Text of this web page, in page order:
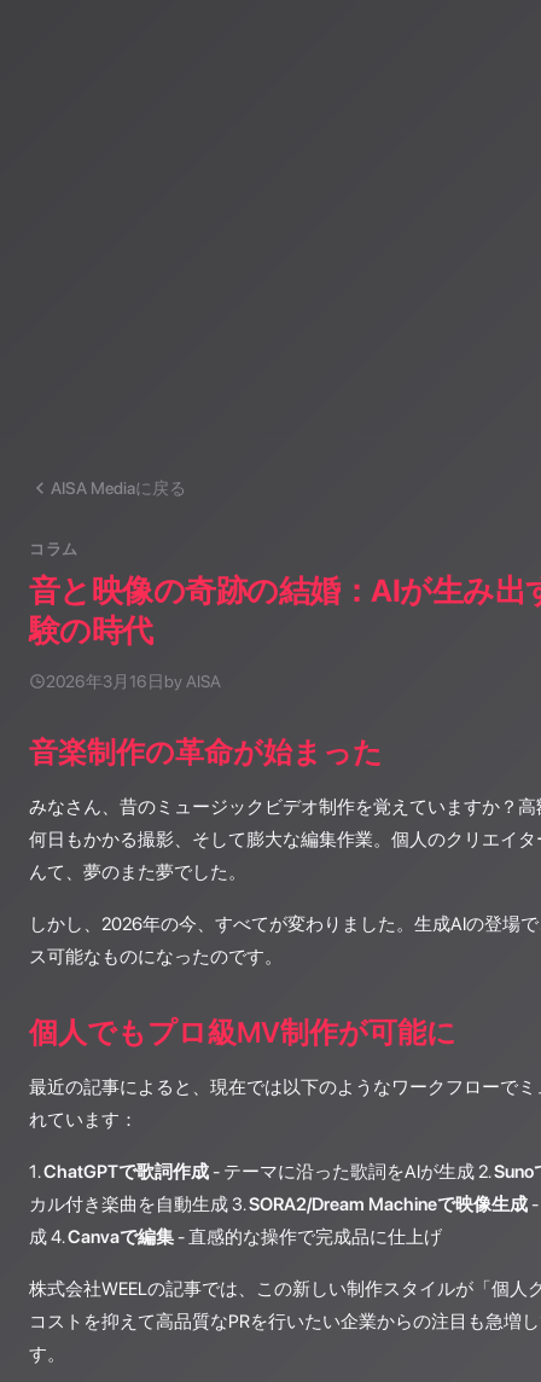
AISA Mediaに戻る
コラム
音と映像の奇跡の結婚：AIが生み出
験の時代
2026年3月16日 by AISA
音楽制作の革命が始まった
みなさん、昔のミュージックビデオ制作を覚えていますか？
何日もかかる撮影、そして膨大な編集作業。個人のクリエイ
んて、夢のまた夢でした。
しかし、2026年の今、すべてが変わりました。生成AIの登場
ス可能なものになったのです。
個人でもプロ級MV制作が可能に
最近の記事によると、現在では以下のようなワークフローで
れています：
1.ChatGPTで歌詞作成 - テーマに沿った歌詞をAIが生成 2.Suno
カル付き楽曲を自動生成 3.SORA2/Dream Machineで映像生成
成 4.Canvaで編集 - 直感的な操作で完成品に仕上げ
株式会社WEELの記事では、この新しい制作スタイルが「個人
コストを抑えて高品質なPRを行いたい企業からの注目も急増
す。